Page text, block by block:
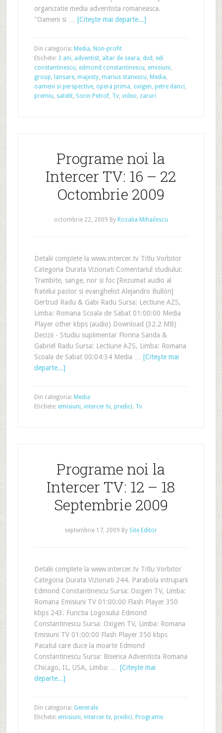
organizatie media adventista romaneasca.
"Oameni si … [Citeşte mai departe...]
Din categoria: Media, Non-profit
Etichete: 3 ani, adventist, altar de seara, dvd , edi
constantinescu, edmond constantinescu, emisiuni,
group, lansare, majesty, marius stanescu, Media,
oameni si perspective, opera prima, oxigen, petre danci,
premiu, satelit, Sorin Petrof, Tv, video, zaruri
Programe noi la
Intercer TV: 16 – 22
Octombrie 2009
octombrie 22, 2009 By Rozalia Mihailescu
Detalii complete la www.intercer.tv Titlu Vorbitor
Categoria Durata Vizionati Comentariul studiului:
Trambite, sange, nor si foc [Rezumat audio al
fratelui pastor si evanghelist Alejandro Bullón]
Gertrud Radu & Gabi Radu Sursa: Lectiune AZS,
Limba: Romana Scoala de Sabat 01:00:00 Media
Player other kbps (audio) Download (32.2 MB)
Decizii - Studiu suplimentar Florina Sanda &
Gabriel Radu Sursa: Lectiune AZS, Limba: Romana
Scoala de Sabat 00:04:34 Media … [Citeşte mai
departe...]
Din categoria: Media
Etichete: emisiuni, intercer tv, predici, Tv
Programe noi la
Intercer TV: 12 – 18
Septembrie 2009
septembrie 17, 2009 By Site Editor
Detalii complete la www.intercer.tv Titlu Vorbitor
Categoria Durata Vizionati 244. Parabola intruparii
Edmond Constantinescu Sursa: Oxigen TV, Limba:
Romana Emisiuni TV 01:00:00 Flash Player 350
kbps 243. Functia Logosului Edmond
Constantinescu Sursa: Oxigen TV, Limba: Romana
Emisiuni TV 01:00:00 Flash Player 350 kbps
Pacatul care duce la moarte Edmond
Constantinescu Sursa: Biserica Adventista Romana
Chicago, IL, USA, Limba: … [Citeşte mai
departe...]
Din categoria: Generale
Etichete: emisiuni, intercer tv, predici, Programe